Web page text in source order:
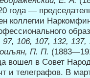
года —
коллегии
97, 106, 107, 132,
П. П.
вошел в Совет
и телеграфов. В